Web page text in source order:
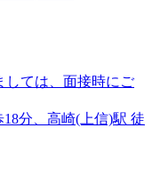
ては、面接時にご
分、高崎(上信)駅 徒